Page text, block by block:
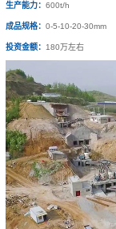
生产能力： 600t/h
成品规格： 0-5-10-20-30mm
投资金额： 180万左右